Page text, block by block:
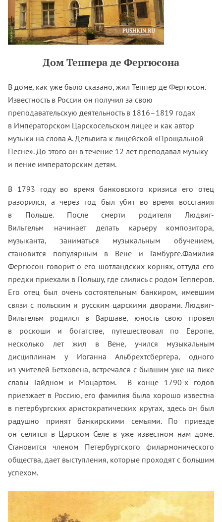
Дом Теппера де Фергюсона
В доме, как уже было сказано, жил Теппер де Фергюсон.
Известность в России он получил за свою
преподавательскую деятельность в 1816–1819 годах
в Императорском Царскосельском лицее и как автор
музыки на слова А. Дельвига к лицейской «Прощальной
Песне». До этого он в течение 12 лет преподавал музыку
и пение императорским детям.
В 1793 году во время банковского кризиса его отец
разорился, а через год был убит во время восстания
в Польше. После смерти родителя Людвиг-
Вильгельм начинает делать карьеру композитора,
музыканта, заниматься музыкальным обучением,
становится популярным в Вене и Гамбурге.Фамилия
Фергюсон говорит о его шотландских корнях, оттуда его
предки приехали в Польшу, где слились с родом Тепперов.
Его отец был очень состоятельным банкиром, имевшим
связи с польским и русским царскими дворами. Людвиг-
Вильгельм родился в Варшаве, юность свою провел
в роскоши и богатстве, путешествовал по Европе,
несколько лет жил в Вене, учился музыкальным
дисциплинам у Иоганна Альбрехтсбергера, одного
из учителей Бетховена, встречался с бывшим уже на пике
славы Гайдном и Моцартом. В конце 1790-х годов
приезжает в Россию, его фамилия была хорошо известна
в петербургских аристократических кругах, здесь он был
радушно принят банкирскими семьями. По приезде
он селится в Царском Селе в уже известном нам доме.
Становится членом Петербургского филармонического
общества, дает выступления, которые проходят с большим
успехом.